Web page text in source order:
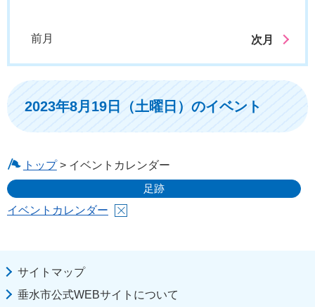
前月 次月
2023年8月19日（土曜日）のイベント
トップ> イベントカレンダー
足跡
イベントカレンダー
サイトマップ
垂水市公式WEBサイトについて